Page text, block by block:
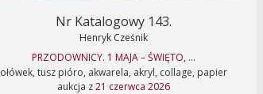
Nr Katalogowy 143.
Henryk Cześnik
PRZODOWNICY. 1 MAJA – ŚWIĘTO, ...
ołówek, tusz pióro, akwarela, akryl, collage, papier
aukcja z21 czerwca 2026